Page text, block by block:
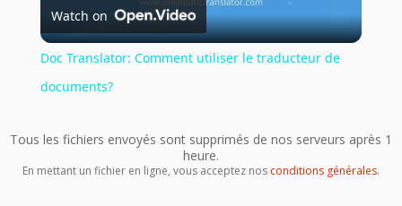
Video
Watch on
Doc Translator: Comment utiliser le traducteur de
documents?
Tous les fichiers envoyés sont supprimés de nos serveurs après 1
heure.
En mettant un fichier en ligne, vous acceptez nos conditions générales.